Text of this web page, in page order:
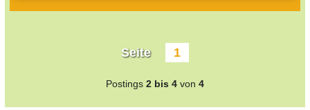
Seite 1
Postings 2 bis 4 von 4